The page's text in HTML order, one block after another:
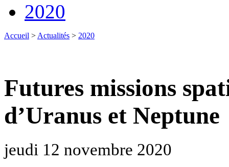
2020
Accueil > Actualités > 2020
Futures missions
d’Uranus et Neptune
jeudi 12 novembre 2020